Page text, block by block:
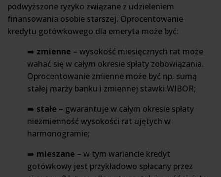
podwyższone ryzyko związane z udzieleniem
finansowania osobie starszej. Oprocentowanie
kredytu gotówkowego dla emeryta może być:
➡️ zmienne – wysokość miesięcznych rat może
wahać się w całym okresie spłaty zobowiązania.
Oprocentowanie zmienne może być np. sumą
stałej marży banku i zmiennej stawki WIBOR;
➡️ stałe – gwarantuje w całym okresie spłaty
niezmienność wysokości rat ujętych w
harmonogramie;
➡️ mieszane – w tym wariancie kredyt
gotówkowy jest przykładowo spłacany przez